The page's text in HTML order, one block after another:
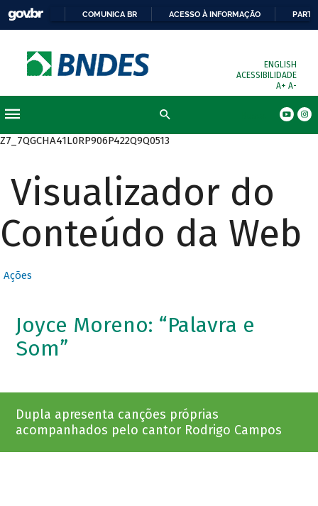
COMUNICA BR ACESSO À INFORMAÇÃO
ENGLISH
ACESSIBILIDADE
A+ A-
Z7_7QGCHA41L0RP906P422Q9Q0513
Visualizador do
Conteúdo da Web
Ações
Joyce Moreno: “Palavra e
Som”
Dupla apresenta canções próprias
acompanhados pelo cantor Rodrigo Campos